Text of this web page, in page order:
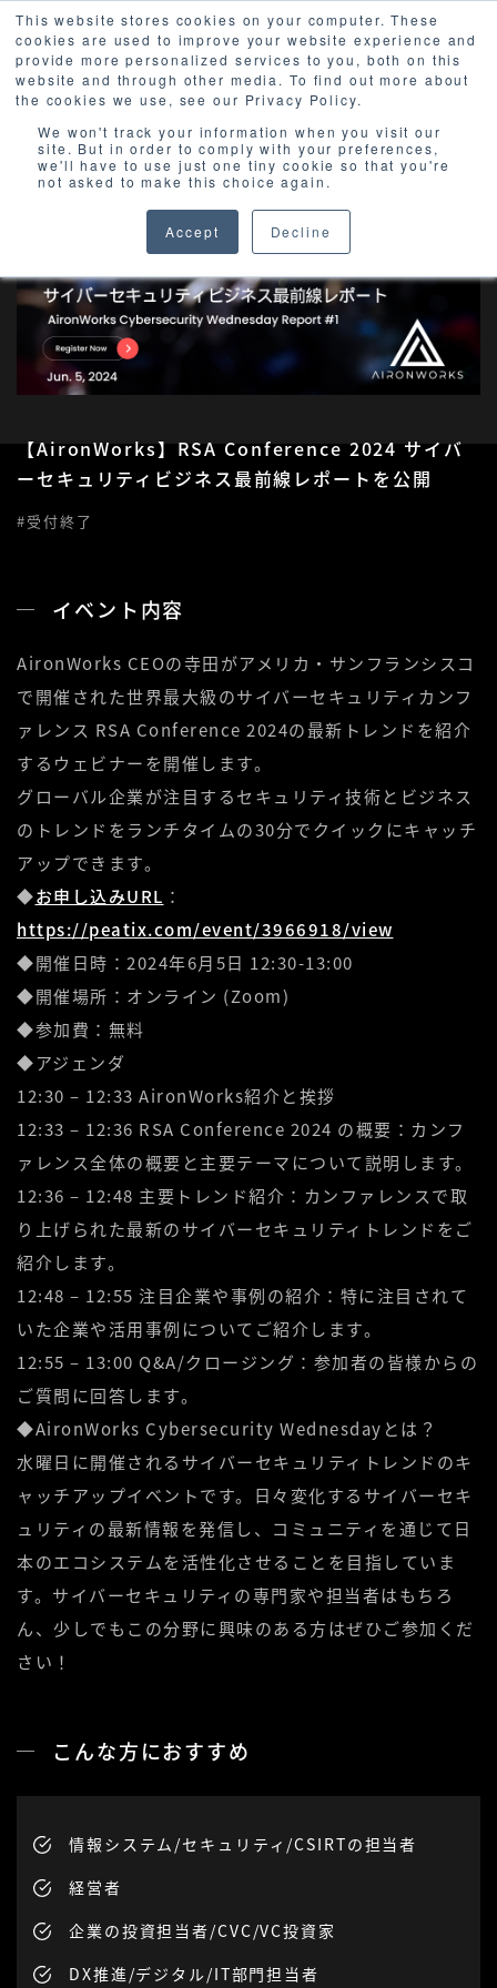
This website stores cookies on your computer. These
cookies are used to improve your website experience and
provide more personalized services to you, both on this
website and through other media. To find out more about
the cookies we use, see our Privacy Policy.
We won't track your information when you visit our
site. But in order to comply with your preferences,
we'll have to use just one tiny cookie so that you're
not asked to make this choice again.
Accept Decline
【AironWorks】RSA Conference 2024 サイバ
ーセキュリティビジネス最前線レポートを公開
#受付終了
イベント内容
AironWorks CEOの寺田がアメリカ・サンフランシスコ
で開催された世界最大級のサイバーセキュリティカンフ
ァレンス RSA Conference 2024の最新トレンドを紹介
するウェビナーを開催します。
グローバル企業が注目するセキュリティ技術とビジネス
のトレンドをランチタイムの30分でクイックにキャッチ
アップできます。
◆お申し込みURL ：
https://peatix.com/event/3966918/view
◆開催日時：2024年6月5日 12:30-13:00
◆開催場所：オンライン (Zoom)
◆参加費：無料
◆アジェンダ
12:30 – 12:33 AironWorks紹介と挨拶
12:33 – 12:36 RSA Conference 2024 の概要：カンフ
ァレンス全体の概要と主要テーマについて説明します。
12:36 – 12:48 主要トレンド紹介：カンファレンスで取
り上げられた最新のサイバーセキュリティトレンドをご
紹介します。
12:48 – 12:55 注目企業や事例の紹介：特に注目されて
いた企業や活用事例についてご紹介します。
12:55 – 13:00 Q&A/クロージング：参加者の皆様からの
ご質問に回答します。
◆AironWorks Cybersecurity Wednesdayとは？
水曜日に開催されるサイバーセキュリティトレンドのキ
ャッチアップイベントです。日々変化するサイバーセキ
ュリティの最新情報を発信し、コミュニティを通じて日
本のエコシステムを活性化させることを目指していま
す。サイバーセキュリティの専門家や担当者はもちろ
ん、少しでもこの分野に興味のある方はぜひご参加くだ
さい！
こんな方におすすめ
情報システム/セキュリティ/CSIRTの担当者
経営者
企業の投資担当者/CVC/VC投資家
DX推進/デジタル/IT部門担当者